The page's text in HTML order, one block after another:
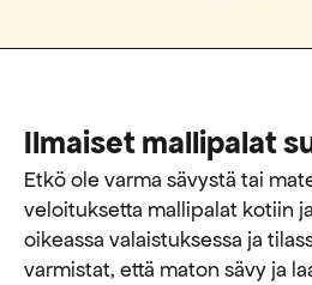
Ilmaiset mallipalat
Etkö ole varma sävystä tai
veloituksetta mallipalat kotiin
oikeassa valaistuksessa ja
varmistat, että maton sävy ja